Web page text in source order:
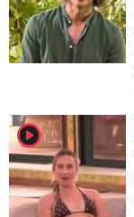
player2